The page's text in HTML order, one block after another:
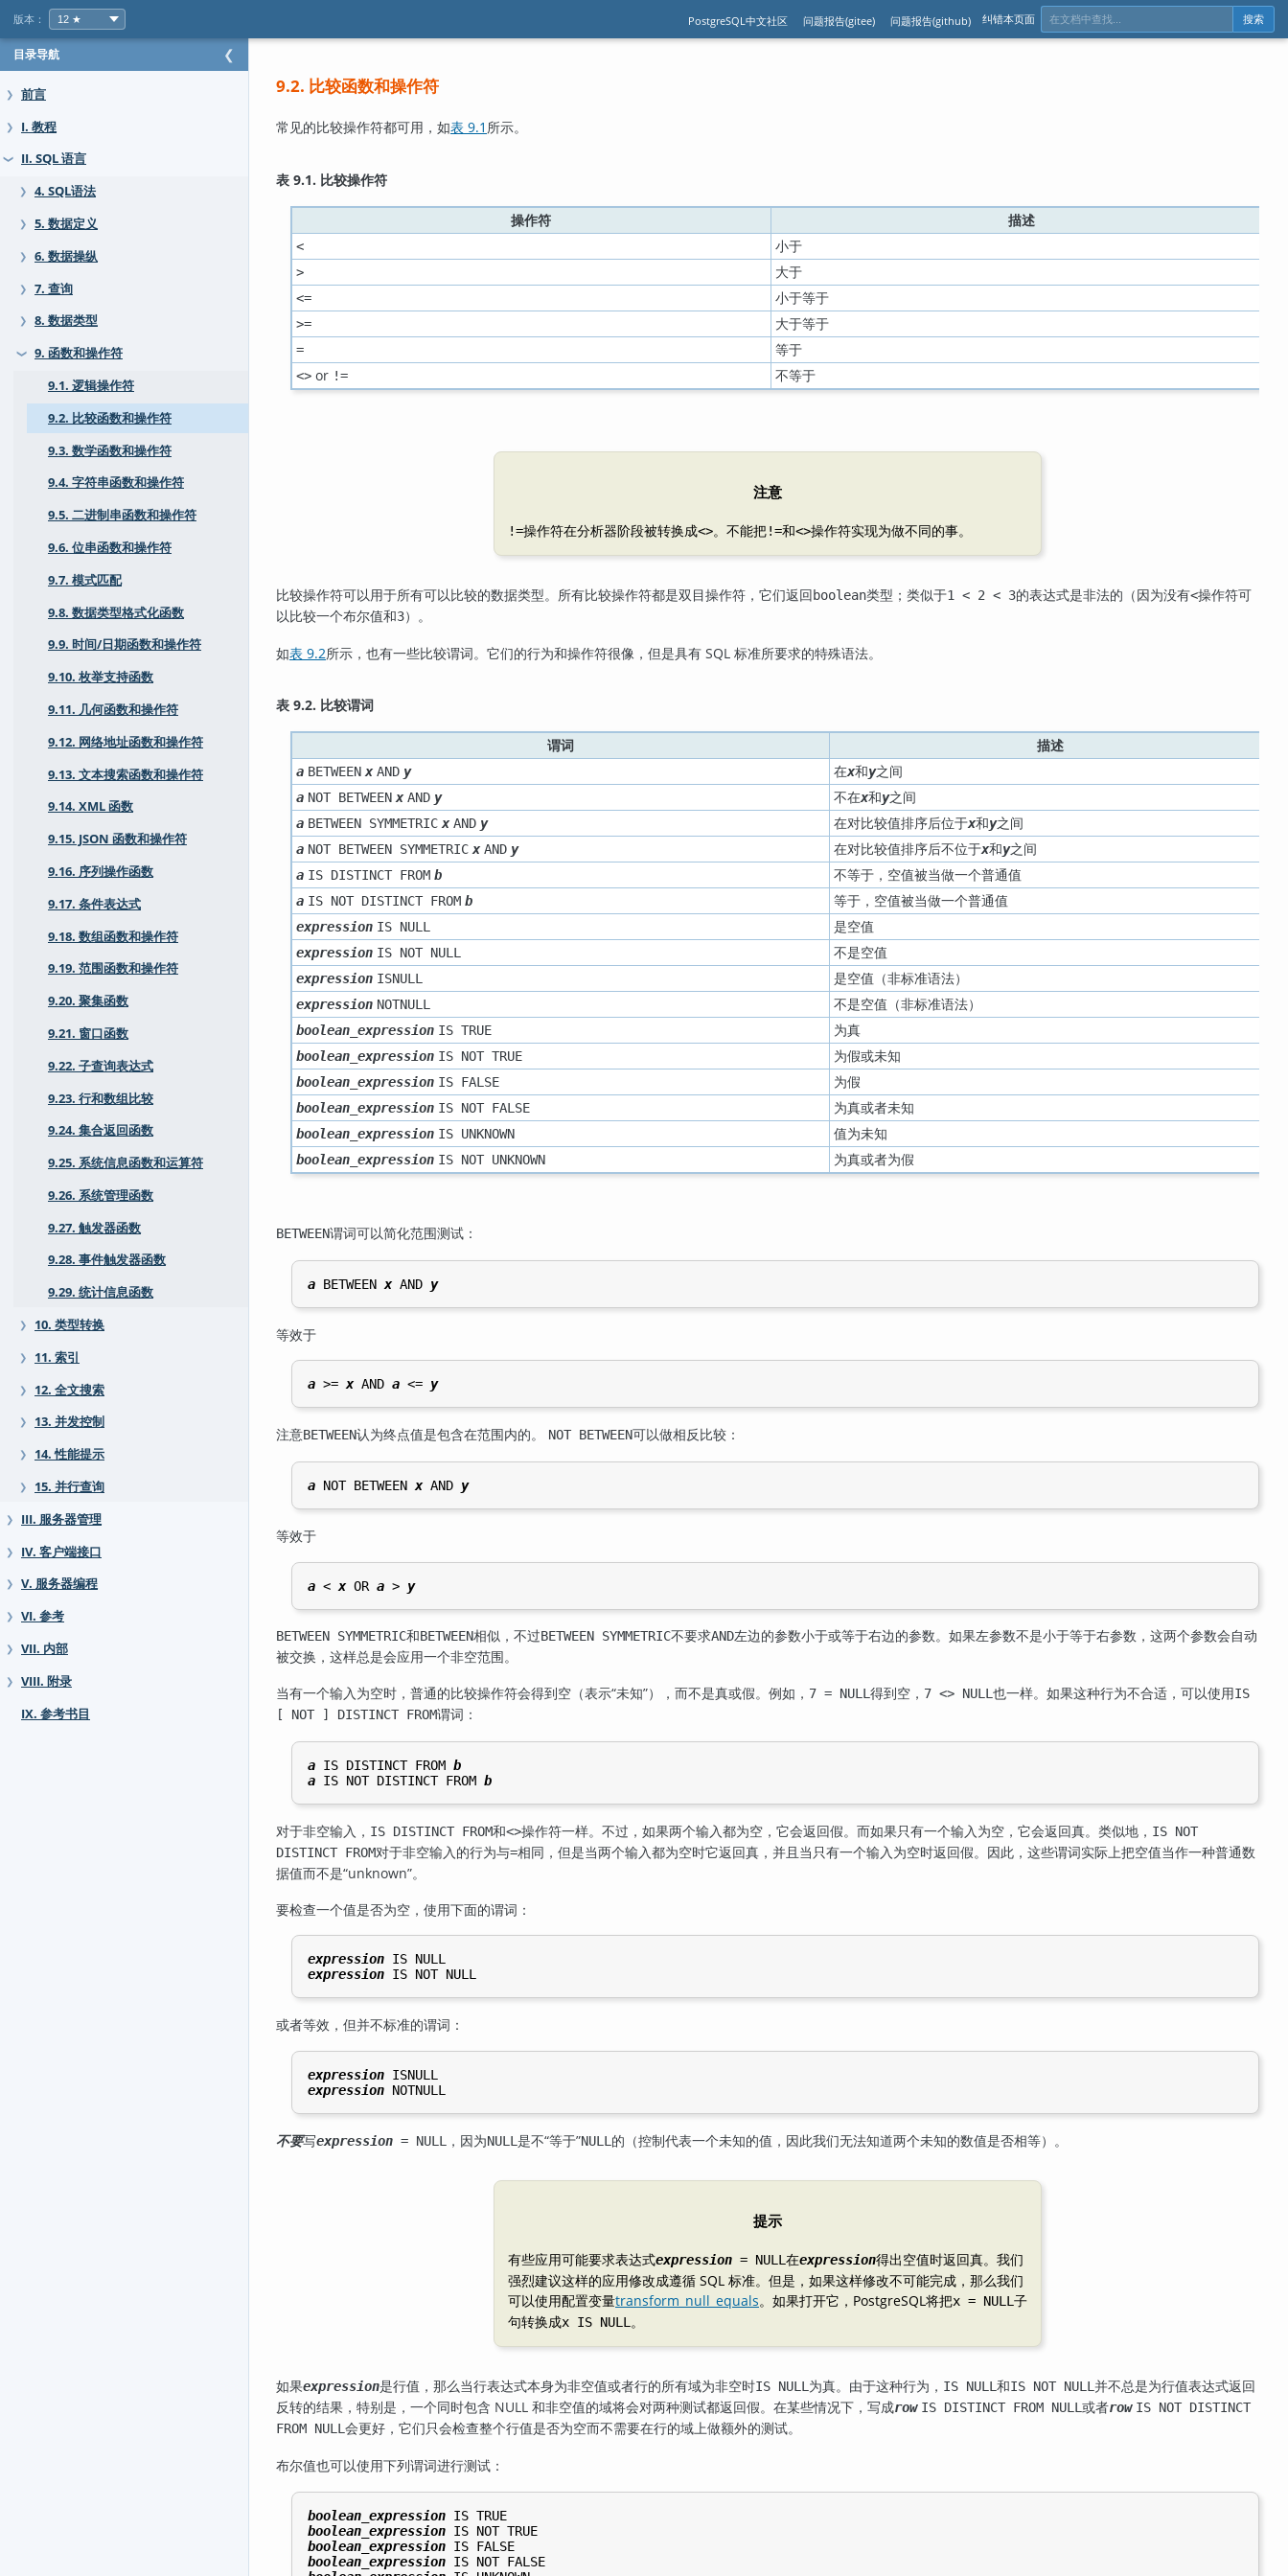
版本： PostgreSQL中文社区 问题报告(gitee) 问题报告(github) 纠错本页面 搜索
目录导航 ❮
❯ 前言
❯ I. 教程
❯ II. SQL 语言
❯ 4. SQL语法
❯ 5. 数据定义
❯ 6. 数据操纵
❯ 7. 查询
❯ 8. 数据类型
❯
9. 函数和操作符
9.1. 逻辑操作符
9.2. 比较函数和操作符
9.3. 数学函数和操作符
9.4. 字符串函数和操作符
9.5. 二进制串函数和操作符
9.6. 位串函数和操作符
9.7. 模式匹配
9.8. 数据类型格式化函数
9.9. 时间/日期函数和操作符
9.10. 枚举支持函数
9.11. 几何函数和操作符
9.12. 网络地址函数和操作符
9.13. 文本搜索函数和操作符
9.14. XML 函数
9.15. JSON 函数和操作符
9.16. 序列操作函数
9.17. 条件表达式
9.18. 数组函数和操作符
9.19. 范围函数和操作符
9.20. 聚集函数
9.21. 窗口函数
9.22. 子查询表达式
9.23. 行和数组比较
9.24. 集合返回函数
9.25. 系统信息函数和运算符
9.26. 系统管理函数
9.27. 触发器函数
9.28. 事件触发器函数
9.29. 统计信息函数
❯ 10. 类型转换
❯ 11. 索引
❯ 12. 全文搜索
❯ 13. 并发控制
❯ 14. 性能提示
❯ 15. 并行查询
❯ III. 服务器管理
❯ IV. 客户端接口
❯ V. 服务器编程
❯ VI. 参考
❯ VII. 内部
❯
VIII. 附录
IX. 参考书目
9.2. 比较函数和操作符
常见的比较操作符都可用，如表 9.1 所示。
表 9.1. 比较操作符
操作符 描述
< 小于
> 大于
<= 小于等于
>= 大于等于
= 等于
<>or != 不等于
注意
!=操作符在分析器阶段被转换成<>。不能把!=和<>操作符实现为做不同的事。
比较操作符可以用于所有可以比较的数据类型。所有比较操作符都是双目操作符，它们返回boolean类型；类似于1 < 2 < 3的表达式是非法的（因为没有<操作符可
以比较一个布尔值和3）。
如表 9.2所示，也有一些比较谓词。它们的行为和操作符很像，但是具有 SQL 标准所要求的特殊语法。
表 9.2. 比较谓词
谓词 描述
a BETWEEN x AND y 在x和y之间
a NOT BETWEEN x AND y 不在x和y之间
a BETWEEN SYMMETRIC x AND y 在对比较值排序后位于x和y之间
a NOT BETWEEN SYMMETRIC x AND y 在对比较值排序后不位于x和y之间
a IS DISTINCT FROM b 不等于，空值被当做一个普通值
a IS NOT DISTINCT FROM b 等于，空值被当做一个普通值
expression IS NULL 是空值
expression IS NOT NULL 不是空值
expression ISNULL 是空值（非标准语法）
expression NOTNULL 不是空值（非标准语法）
boolean_expression IS TRUE 为真
boolean_expression IS NOT TRUE 为假或未知
boolean_expression IS FALSE 为假
boolean_expression IS NOT FALSE 为真或者未知
boolean_expression IS UNKNOWN 值为未知
boolean_expression IS NOT UNKNOWN 为真或者为假
BETWEEN谓词可以简化范围测试：
a BETWEEN x AND y
等效于
a >= x AND a <= y
注意BETWEEN认为终点值是包含在范围内的。 NOT BETWEEN可以做相反比较：
a NOT BETWEEN x AND y
等效于
a < x OR a > y
BETWEEN SYMMETRIC和BETWEEN相似，不过BETWEEN SYMMETRIC不要求AND左边的参数小于或等于右边的参数。如果左参数不是小于等于右参数，这两个参数会自动
被交换，这样总是会应用一个非空范围。
当有一个输入为空时，普通的比较操作符会得到空（表示“未知”），而不是真或假。例如， 7 = NULL得到空， 7 <> NULL也一样。如果这种行为不合适，可以使用IS
[
NOT ] DISTINCT FROM谓词：
a IS DISTINCT FROM b
a IS NOT DISTINCT FROM b
对于非空输入， IS DISTINCT FROM和<>操作符一样。不过，如果两个输入都为空，它会返回假。而如果只有一个输入为空，它会返回真。类似地， IS NOT
DISTINCT FROM对于非空输入的行为与=相同，但是当两个输入都为空时它返回真，并且当只有一个输入为空时返回假。因此，这些谓词实际上把空值当作一种普通数
据值而不是“unknown”。
要检查一个值是否为空，使用下面的谓词：
expression
expression
或者等效，但并不标准的谓词：
expression
expression
不要写expression = NULL ，因为NULL 是不“等于”NULL 的（控制代表一个未知的值，因此我们无法知道两个未知的数值是否相等）。
提示
有些应用可能要求表达式expression = NULL 在expression得出空值时返回真。我们
强烈建议这样的应用修改成遵循 SQL 标准。但是，如果这样修改不可能完成，那么我们
可以使用配置变量transform_null_equals。如果打开它， PostgreSQL将把x = NULL 子
句转换成x IS NULL 。
如果expression是行值，那么当行表达式本身为非空值或者行的所有域为非空时IS NULL 为真。由于这种行为， IS NULL 和IS NOT NULL 并不总是为行值表达式返回
反转的结果，特别是，一个同时包含 NULL 和非空值的域将会对两种测试都返回假。在某些情况下，写成row IS DISTINCT FROM NULL 或者row IS NOT DISTINCT
FROM NULL 会更好，它们只会检查整个行值是否为空而不需要在行的域上做额外的测试。
布尔值也可以使用下列谓词进行测试：
boolean_expression
boolean_expression
boolean_expression
boolean_expression